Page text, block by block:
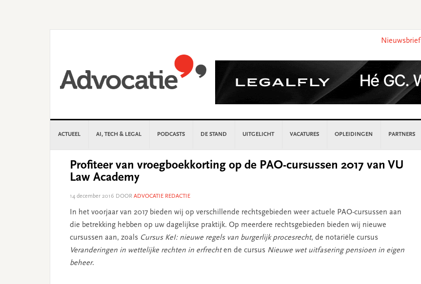
Nieuwsbrief
ACTUEEL AI, TECH & LEGAL PODCASTS DE STAND UITGELICHT VACATURES OPLEIDINGEN PARTNERS
Profiteer van vroegboekkorting op de PAO-cursussen 2017 van VU
Law Academy
14 december 2016 DOOR ADVOCATIE REDACTIE
In het voorjaar van 2017 bieden wij op verschillende rechtsgebieden weer actuele PAO-cursussen aan
die betrekking hebben op uw dagelijkse praktijk. Op meerdere rechtsgebieden bieden wij nieuwe
cursussen aan, zoals Cursus KeI: nieuwe regels van burgerlijk procesrecht, de notariële cursus
Veranderingen in wettelijke rechten in erfrechten de cursus Nieuwe wet uitfasering pensioen in eigen
beheer.